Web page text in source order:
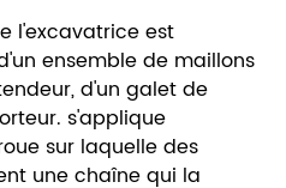
l'excavatrice est
ensemble de maillons
d'un galet de
s'applique
sur laquelle des
une chaîne qui la